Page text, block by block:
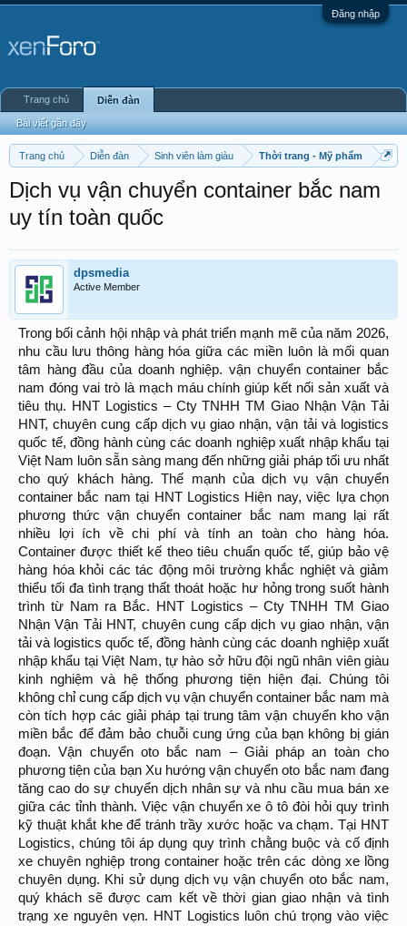
Đăng nhập
Trang chủ Diễn đàn Sinh viên làm giàu Thời trang - Mỹ phẩm
Dịch vụ vận chuyển container bắc nam
uy tín toàn quốc
dpsmedia
Active Member
Trong bối cảnh hội nhập và phát triển mạnh mẽ của năm 2026,
nhu cầu lưu thông hàng hóa giữa các miền luôn là mối quan
tâm hàng đầu của doanh nghiệp. vận chuyển container bắc
nam đóng vai trò là mạch máu chính giúp kết nối sản xuất và
tiêu thụ. HNT Logistics – Cty TNHH TM Giao Nhận Vận Tải
HNT, chuyên cung cấp dịch vụ giao nhận, vận tải và logistics
quốc tế, đồng hành cùng các doanh nghiệp xuất nhập khẩu tại
Việt Nam luôn sẵn sàng mang đến những giải pháp tối ưu nhất
cho quý khách hàng. Thế mạnh của dịch vụ vận chuyển
container bắc nam tại HNT Logistics Hiện nay, việc lựa chọn
phương thức vận chuyển container bắc nam mang lại rất
nhiều lợi ích về chi phí và tính an toàn cho hàng hóa.
Container được thiết kế theo tiêu chuẩn quốc tế, giúp bảo vệ
hàng hóa khỏi các tác động môi trường khắc nghiệt và giảm
thiểu tối đa tình trạng thất thoát hoặc hư hỏng trong suốt hành
trình từ Nam ra Bắc. HNT Logistics – Cty TNHH TM Giao
Nhận Vận Tải HNT, chuyên cung cấp dịch vụ giao nhận, vận
tải và logistics quốc tế, đồng hành cùng các doanh nghiệp xuất
nhập khẩu tại Việt Nam, tự hào sở hữu đội ngũ nhân viên giàu
kinh nghiệm và hệ thống phương tiện hiện đại. Chúng tôi
không chỉ cung cấp dịch vụ vận chuyển container bắc nam mà
còn tích hợp các giải pháp tại trung tâm vận chuyển kho vận
miền bắc để đảm bảo chuỗi cung ứng của bạn không bị gián
đoạn. Vận chuyển oto bắc nam – Giải pháp an toàn cho
phương tiện của bạn Xu hướng vận chuyển oto bắc nam đang
tăng cao do sự chuyển dịch nhân sự và nhu cầu mua bán xe
giữa các tỉnh thành. Việc vận chuyển xe ô tô đòi hỏi quy trình
kỹ thuật khắt khe để tránh trầy xước hoặc va chạm. Tại HNT
Logistics, chúng tôi áp dụng quy trình chằng buộc và cố định
xe chuyên nghiệp trong container hoặc trên các dòng xe lồng
chuyên dụng. Khi sử dụng dịch vụ vận chuyển oto bắc nam,
quý khách sẽ được cam kết về thời gian giao nhận và tình
trạng xe nguyên vẹn. HNT Logistics luôn chú trọng vào việc
Trang chủ Diễn đàn
Bài viết gần đây